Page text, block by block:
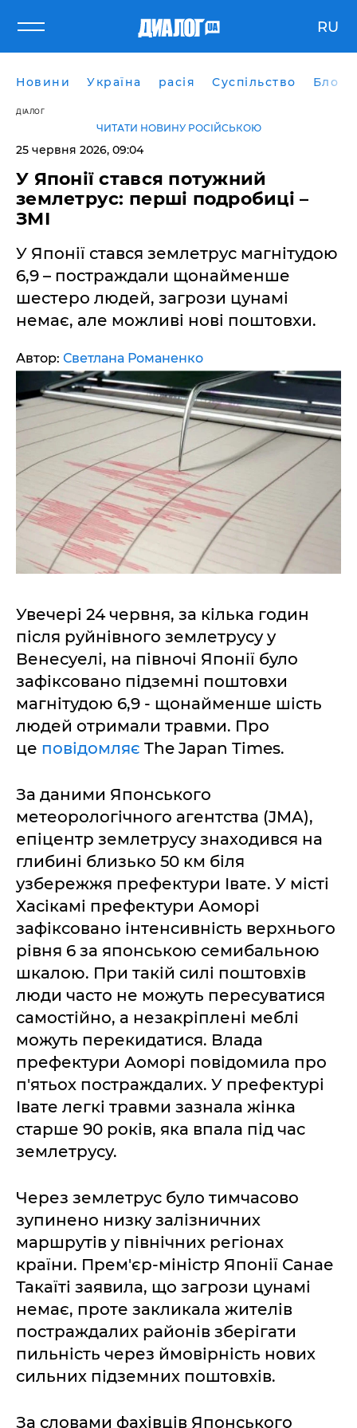
RU
Новини Україна расія Суспільство Блоги
ДІАЛОГ
ЧИТАТИ НОВИНУ РОСІЙСЬКОЮ
25 червня 2026, 09:04
У Японії стався потужний
землетрус: перші подробиці –
ЗМІ
У Японії стався землетрус магнітудою
6,9 – постраждали щонайменше
шестеро людей, загрози цунамі
немає, але можливі нові поштовхи.
Автор: Светлана Романенко
Увечері 24 червня, за кілька годин
після руйнівного землетрусу у
Венесуелі, на півночі Японії було
зафіксовано підземні поштовхи
магнітудою 6,9 - щонайменше шість
людей отримали травми. Про
це повідомляє The Japan Times.
За даними Японського
метеорологічного агентства (JMA),
епіцентр землетрусу знаходився на
глибині близько 50 км біля
узбережжя префектури Івате. У місті
Хасікамі префектури Аоморі
зафіксовано інтенсивність верхнього
рівня 6 за японською семибальною
шкалою. При такій силі поштовхів
люди часто не можуть пересуватися
самостійно, а незакріплені меблі
можуть перекидатися. Влада
префектури Аоморі повідомила про
п'ятьох постраждалих. У префектурі
Івате легкі травми зазнала жінка
старше 90 років, яка впала під час
землетрусу.
Через землетрус було тимчасово
зупинено низку залізничних
маршрутів у північних регіонах
країни. Прем'єр-міністр Японії Санае
Такаїті заявила, що загрози цунамі
немає, проте закликала жителів
постраждалих районів зберігати
пильність через ймовірність нових
сильних підземних поштовхів.
За словами фахівців Японського